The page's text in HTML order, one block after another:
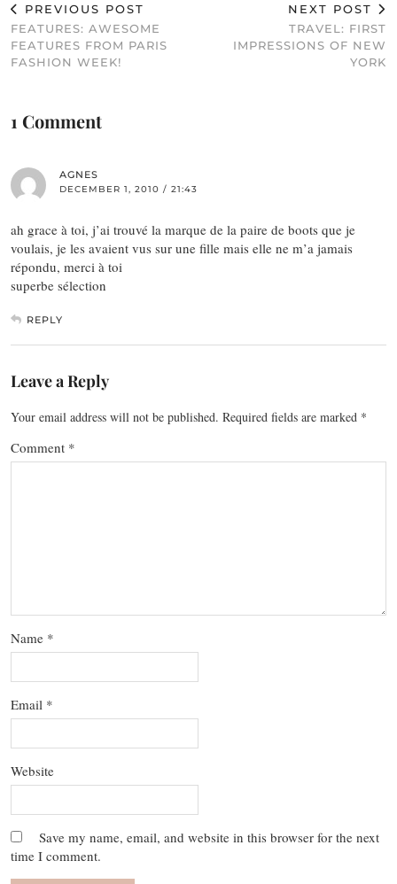
PREVIOUS POST
FEATURES: AWESOME
FEATURES FROM PARIS
FASHION WEEK!
NEXT POST
TRAVEL: FIRST
IMPRESSIONS OF NEW
YORK
1 Comment
AGNES
DECEMBER 1, 2010 / 21:43
ah grace à toi, j’ai trouvé la marque de la paire de boots que je
voulais, je les avaient vus sur une fille mais elle ne m’a jamais
répondu, merci à toi
superbe sélection
REPLY
Leave a Reply
Your email address will not be published. Required fields are marked *
Comment *
Name *
Email *
Website
Save my name, email, and website in this browser for the next
time I comment.